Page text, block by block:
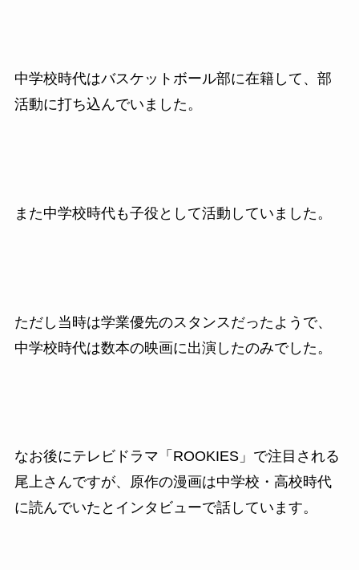
中学校時代はバスケットボール部に在籍して、部
活動に打ち込んでいました。
また中学校時代も子役として活動していました。
ただし当時は学業優先のスタンスだったようで、
中学校時代は数本の映画に出演したのみでした。
なお後にテレビドラマ「ROOKIES」で注目される
尾上さんですが、原作の漫画は中学校・高校時代
に読んでいたとインタビューで話しています。